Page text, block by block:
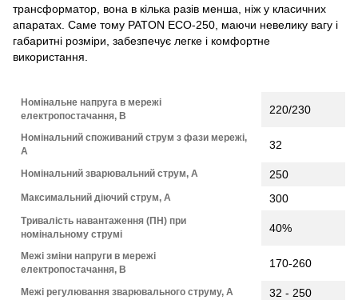
трансформатор, вона в кілька разів менша, ніж у класичних
апаратах. Саме тому PATON ECO-250, маючи невелику вагу і
габаритні розміри, забезпечує легке і комфортне
використання.
Номінальне напруга в мережі
електропостачання, В
220/230
Номінальний споживаний струм з фази мережі,
А
32
Номінальний зварювальний струм, А 250
Максимальний діючий струм, А 300
Тривалість навантаження (ПН) при
номінальному струмі
40%
Межі зміни напруги в мережі
електропостачання, В
170-260
Межі регулювання зварювального струму, А 32 - 250